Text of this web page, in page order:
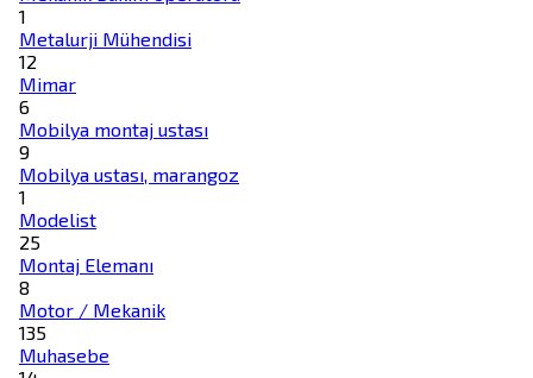
1
Metalurji Mühendisi
12
Mimar
6
Mobilya montaj ustası
9
Mobilya ustası, marangoz
1
Modelist
25
Montaj Elemanı
8
Motor / Mekanik
135
Muhasebe